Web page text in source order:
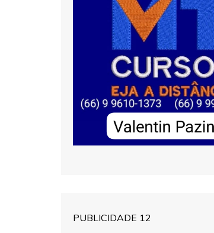
PUBLICIDADE 12